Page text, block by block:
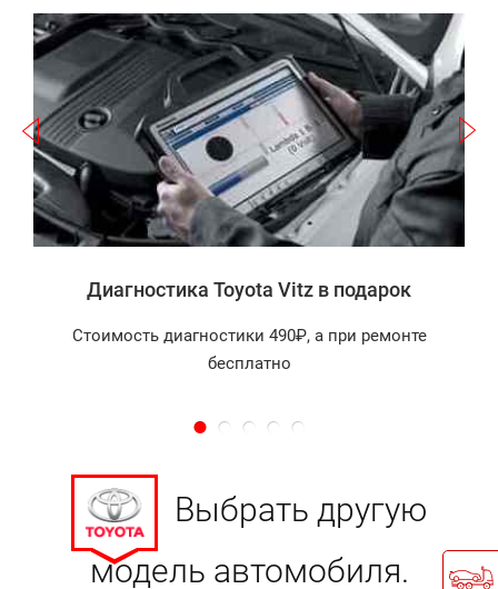
Записаться
Диагностика Toyota Vitz в подарок
Стоимость диагностики 490₽, а при ремонте
бесплатно
Выбрать другую
модель автомобиля.